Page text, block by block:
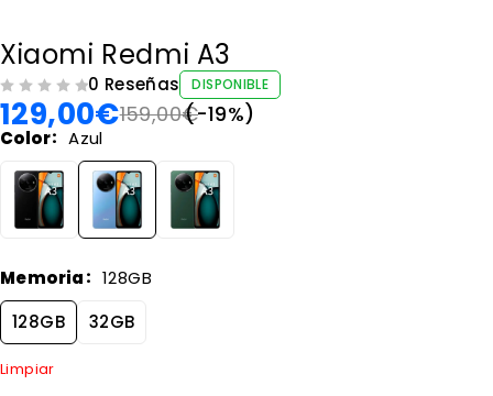
Xiaomi Redmi A3
0 Reseñas DISPONIBLE
159,00€
129,00€ (-19%)
Color Azul
Memoria
128GB
128GB
32GB
Limpiar